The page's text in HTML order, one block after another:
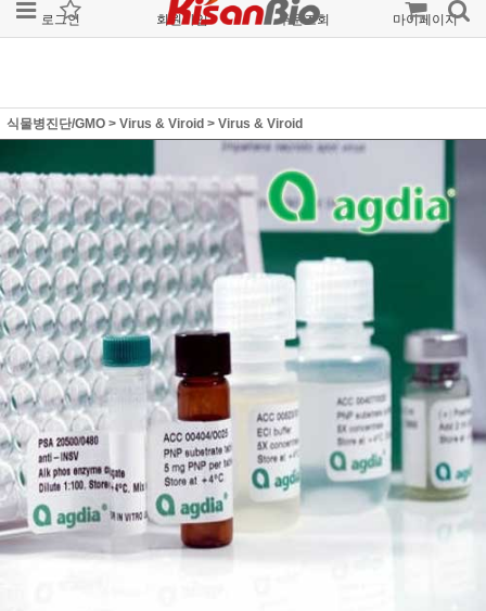
로그인 회원가입 주문조회 마이페이지
식물병진단/GMO > Virus & Viroid > Virus & Viroid